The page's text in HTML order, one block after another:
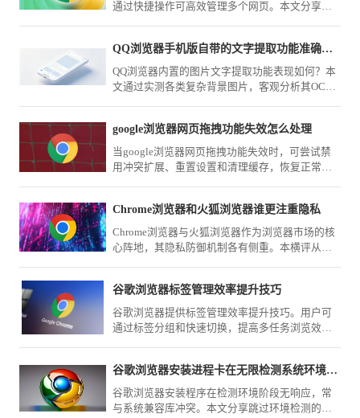
通过快捷操作可高效管理多个网页。本文分享实
QQ浏览器手机版自带的文字提取功能准确率高吗评测
QQ浏览器内置的图片文字提取功能表现如何？本
文通过实测各类复杂背景图片，客观分析其OCR
google浏览器网页拖拽功能失效怎么处理
当google浏览器网页拖拽功能失效时，可尝试禁
用冲突扩展、重置设置和清理缓存，恢复正常交
Chrome浏览器和火狐浏览器谁更注重隐私
Chrome浏览器与火狐浏览器作为浏览器市场的核
心阵地，其隐私防御机制各有侧重。本横评从数
谷歌浏览器标签管理效率提升技巧
谷歌浏览器提供标签管理效率提升技巧。用户可
通过标签分组和快速切换，提高多任务浏览效
谷歌浏览器安装进程卡在无限检测系统环境阶段如何跳过
谷歌浏览器安装程序在检测环境阶段无响应，常
与系统兼容库冲突。本文分享跳过环境检测的静